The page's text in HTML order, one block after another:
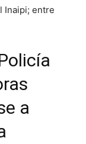
Inaipi; entre
a